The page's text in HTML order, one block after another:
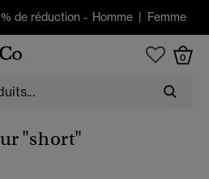
de réduction - Homme| Femme
0
"short"